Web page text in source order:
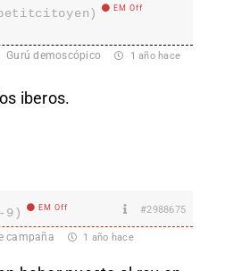
EM Off
Gurú demoscópico 1 año hace
iberos.
9) EM Off #2988675
campaña 1 año hace